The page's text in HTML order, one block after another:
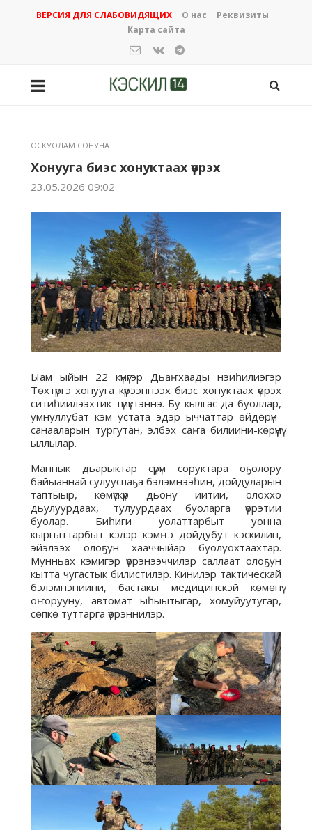
ВЕРСИЯ ДЛЯ СЛАБОВИДЯЩИХ О нас
Реквизиты
Карта сайта
ОСКУОЛАМ СОНУНА
Хонууга биэс хонуктаах үөрэх
23.05.2026 09:02
Ыам ыйын 22 күнүгэр Дьаҥхаады нэиһилиэгэр
Төхтүргэ хонууга күүрээннээх биэс хонуктаах үөрэх
ситиһиилээхтик түмүктэннэ. Бу кылгас да буоллар,
умнуллубат кэм устата эдэр ыччаттар өйдөрүн-
санааларын тургутан, элбэх саҥа билиини-көрүүнү
ыллылар.
Маннык дьарыктар сүрүн соруктара оҕолору
байыаннай сулууспаҕа бэлэмнээһин, дойдуларын
таптыыр, көмүскүүр дьону иитии, олоххо
дьулуурдаах, тулуурдаах буоларга үөрэтии
буолар. Биһиги уолаттарбыт уонна
кыргыттарбыт кэлэр кэмҥэ дойдубут кэскилин,
эйэлээх олоҕун хааччыйар буолуохтаахтар.
Мунньах кэмигэр үөрэнээччилэр саллаат олоҕун
кытта чугастык билистилэр. Кинилэр тактическай
бэлэмнэниини, бастакы медицинскэй көмөнү
оҥорууну, автомат ыһыытыгар, хомуйуутугар,
сөпкө туттарга үөрэннилэр.